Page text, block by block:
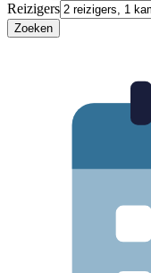
Reizigers
Zoeken